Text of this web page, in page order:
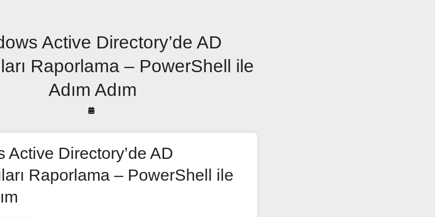
Active Directory’de AD
Raporlama – PowerShell ile
Adım Adım
By
Akyüz
Active Directory’de AD
Raporlama – PowerShell ile